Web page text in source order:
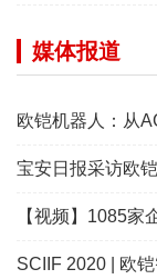
媒体报道
欧铠机器人：从
宝安日报采访欧
【视频】1085家企业共
SCIIF 2020 | 欧铠智能